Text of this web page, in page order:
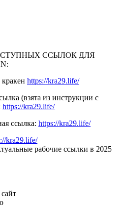
ССЫЛОК ДЛЯ
https://kra29.life/
(взята из инструкции с
https://kra29.life/
ссылка: https://kra29.life/
kra29.life/
рабочие ссылки в 2025